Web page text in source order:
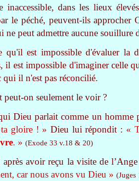
inaccessible, dans les lieux
le péché, peuvent-ils
ne peut admettre aucune souillure
qu'il est impossible d'évaluer la
il est impossible d'imaginer celle
qui il n'est pas réconcilié.
peut-on seulement le voir ?
Dieu parlait comme un homme
gloire ! » Dieu lui répondit : «
. » (Exode 33 v.18 & 20)
après avoir reçu la visite de
car nous avons vu Dieu » (Juges